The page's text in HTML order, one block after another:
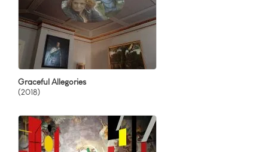
Graceful Allegories
(2018)